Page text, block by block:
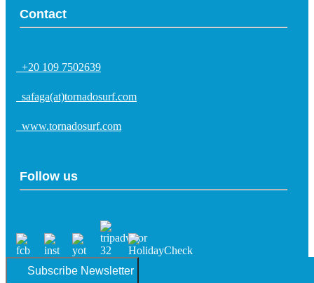
Contact
+20 109 7502639
safaga(at)tornadosurf.com
www.tornadosurf.com
Follow us
Subscribe Newsletter